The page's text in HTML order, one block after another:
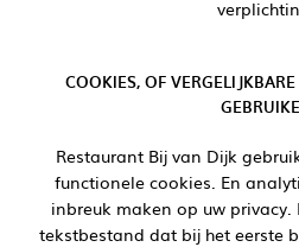
COOKIES, OF
Restaurant Bij van Dijk
functionele cookies. En
inbreuk maken op uw privacy.
tekstbestand dat bij het eerste